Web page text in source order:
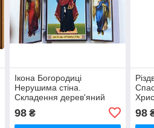
Ікона Богородиці
Нерушима стіна.
Складення дерев'яний
98₴ 98